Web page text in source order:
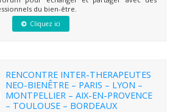
du bien-être.
Cliquez ici
RENCONTRE INTER-THERAPEUTES
NEO-BIENÊTRE – PARIS – LYON –
MONTPELLIER – AIX-EN-PROVENCE
– TOULOUSE – BORDEAUX